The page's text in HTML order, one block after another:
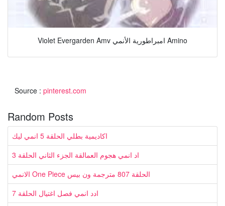
Violet Evergarden Amv امبراطورية الأنمي Amino
Source : pinterest.com
Random Posts
اكاديمية بطلي الحلقة 5 انمي ليك
اد انمي هجوم العمالقة الجزء الثاني الحلقة 3
الانمي One Piece الحلقة 807 مترجمة ون بيس
ادد انمي فصل اغتيال الحلقة 7